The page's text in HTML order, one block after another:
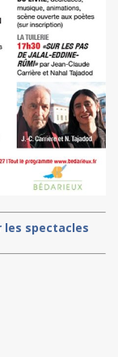
les spectacles